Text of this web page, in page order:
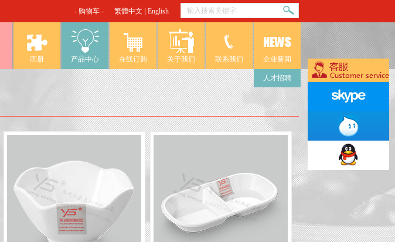
- 购物车 - 繁體中文 English
画册 产品中心 在线订购 关于我们 联系我们 企业新闻
人才招聘